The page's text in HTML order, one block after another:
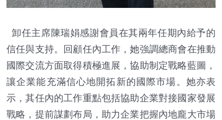
卸任主席陳瑞娟感謝會員在其兩年任期內給予的
信任與支持。回顧任內工作，她強調總商會在推動
國際交流方面取得積極進展，協助制定戰略藍圖，
讓企業能充滿信心地開拓新的國際市場。她亦表
示，其任內的工作重點包括協助企業對接國家發展
戰略，提前謀劃布局，助力企業把握內地龐大市場